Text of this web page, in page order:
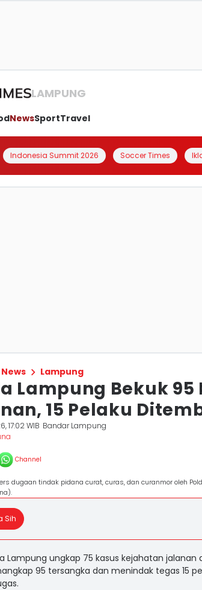
LAMPUNG
NewsSportTravel
Indonesia Summit 2026 Soccer Times
News Lampung
Lampung Bekuk 95
15 Pelaku
17:02 WIB Bandar Lampung
Channel
dugaan tindak pidana curat, curas, dan curanmor oleh
Sih
Lampung ungkap 75 kasus kejahatan jalanan
95 tersangka dan menindak tegas 15